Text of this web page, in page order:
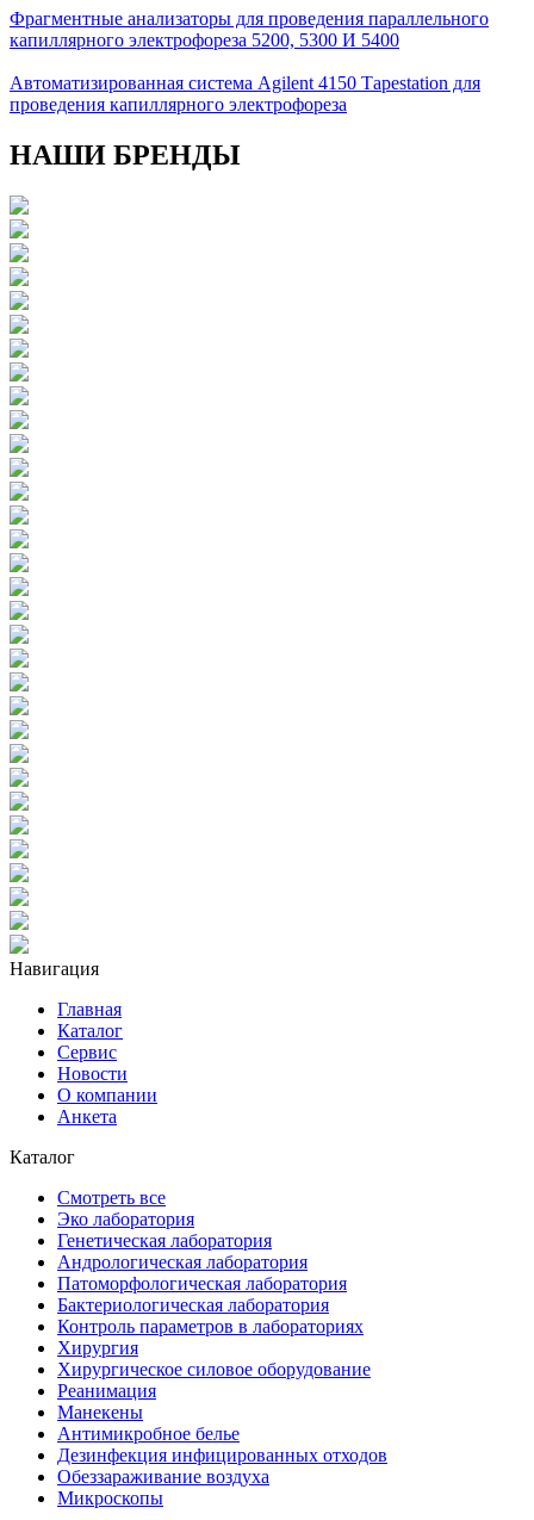
Фрагментные анализаторы для проведения параллельного
капиллярного электрофореза 5200, 5300 И 5400
Автоматизированная система Аgilent 4150 Тapestation для
проведения капиллярного электрофореза
НАШИ БРЕНДЫ
Навигация
Главная
Каталог
Сервис
Новости
О компании
Анкета
Каталог
Смотреть все
Эко лаборатория
Генетическая лаборатория
Андрологическая лаборатория
Патоморфологическая лаборатория
Бактериологическая лаборатория
Контроль параметров в лабораториях
Хирургия
Хирургическое силовое оборудование
Реанимация
Манекены
Антимикробное белье
Дезинфекция инфицированных отходов
Обеззараживание воздуха
Микроскопы